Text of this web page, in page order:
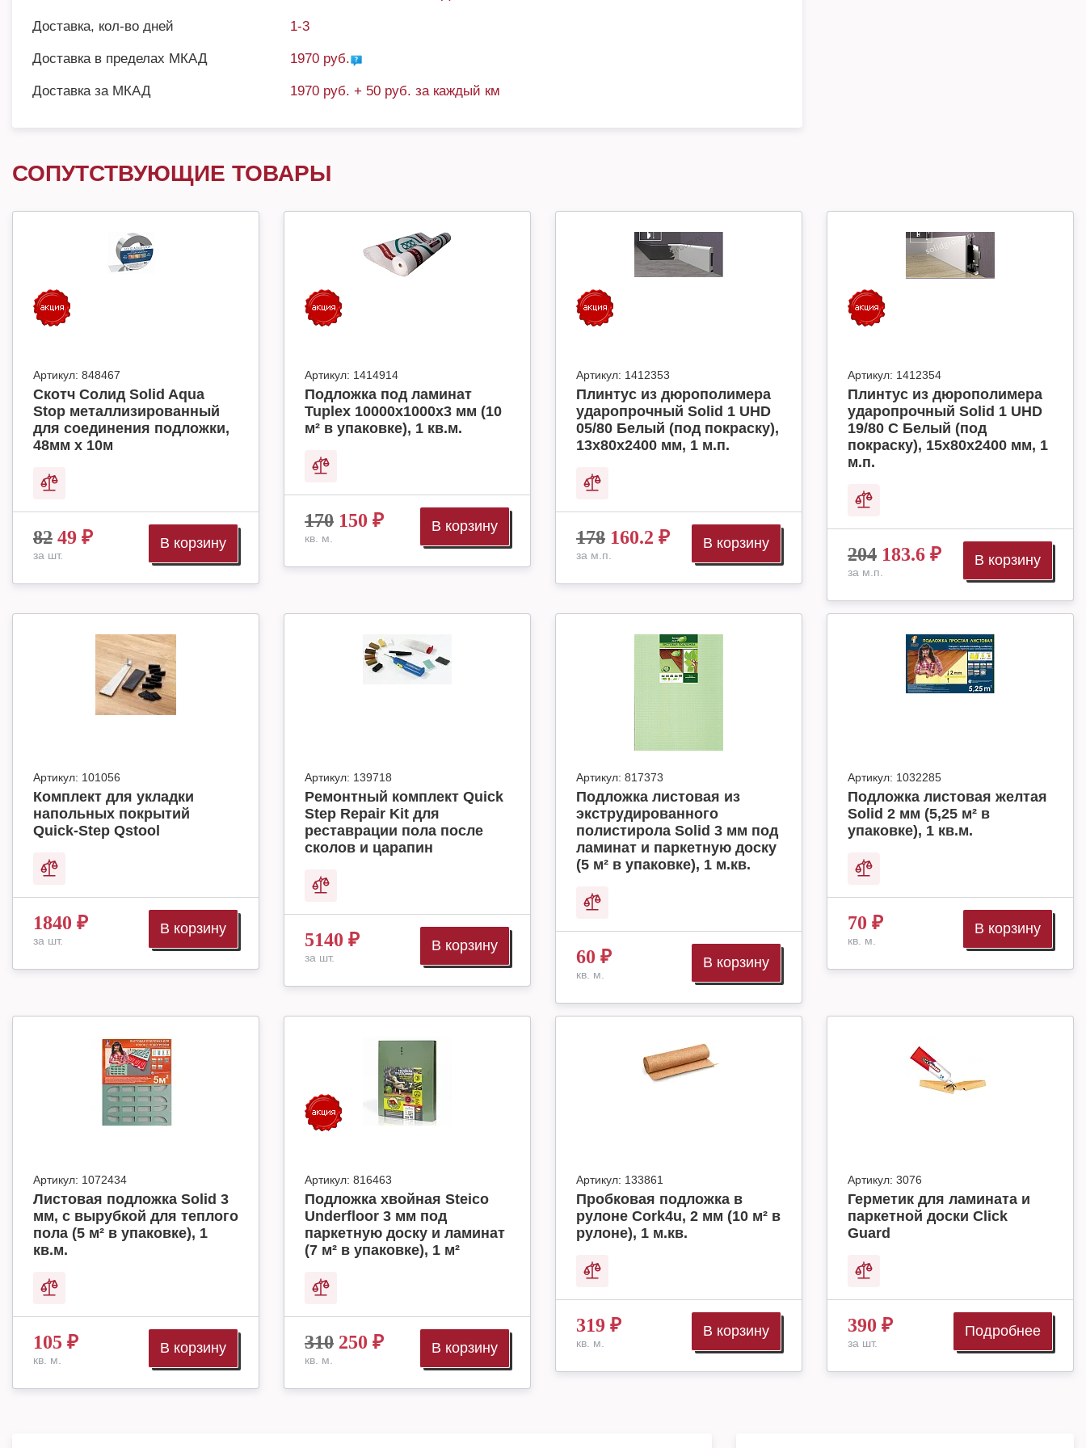
Доставка, кол-во дней 1-3
Доставка в пределах МКАД 1970 руб.
Доставка за МКАД 1970 руб. + 50 руб. за каждый км
СОПУТСТВУЮЩИЕ ТОВАРЫ
Артикул: 848467
Скотч Солид Solid Aqua
Stop металлизированный
для соединения подложки,
48мм х 10м
82 49 ₽
за шт.
В корзину
Артикул: 1414914
Подложка под ламинат
Tuplex 10000x1000x3 мм (10
м² в упаковке), 1 кв.м.
170 150 ₽
кв. м.
В корзину
Артикул: 1412353
Плинтус из дюрополимера
ударопрочный Solid 1 UHD
05/80 Белый (под покраску),
13х80х2400 мм, 1 м.п.
178 160.2 ₽
за м.п.
В корзину
Артикул: 1412354
Плинтус из дюрополимера
ударопрочный Solid 1 UHD
19/80 C Белый (под
покраску), 15х80х2400 мм, 1
м.п.
204 183.6 ₽
за м.п.
В корзину
Артикул: 101056
Комплект для укладки
напольных покрытий
Quick-Step Qstool
1840 ₽
за шт.
В корзину
Артикул: 139718
Ремонтный комплект Quick
Step Repair Kit для
реставрации пола после
сколов и царапин
5140 ₽
за шт.
В корзину
Артикул: 817373
Подложка листовая из
экструдированного
полистирола Solid 3 мм под
ламинат и паркетную доску
(5 м² в упаковке), 1 м.кв.
60 ₽
кв. м.
В корзину
Артикул: 1032285
Подложка листовая желтая
Solid 2 мм (5,25 м² в
упаковке), 1 кв.м.
70 ₽
кв. м.
В корзину
Артикул: 1072434
Листовая подложка Solid 3
мм, с вырубкой для теплого
пола (5 м² в упаковке), 1
кв.м.
105 ₽
кв. м.
В корзину
Артикул: 816463
Подложка хвойная Steico
Underfloor 3 мм под
паркетную доску и ламинат
(7 м² в упаковке), 1 м²
310 250 ₽
кв. м.
В корзину
Артикул: 133861
Пробковая подложка в
рулоне Cork4u, 2 мм (10 м² в
рулоне), 1 м.кв.
319 ₽
кв. м.
В корзину
Артикул: 3076
Герметик для ламината и
паркетной доски Click
Guard
390 ₽
за шт.
Подробнее